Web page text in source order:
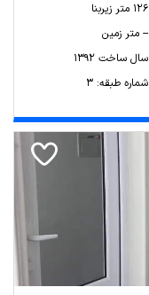
126 متر زیربنا
-- متر زمین
سال ساخت 1392
شماره طبقه: 3